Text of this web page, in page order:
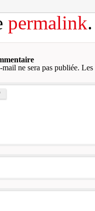
permalink.
mail ne sera pas publiée. Les